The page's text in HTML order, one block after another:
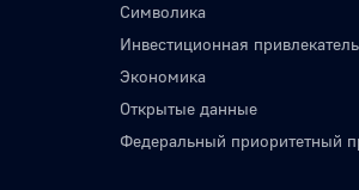
Символика
Инвестиционная
Экономика
Открытые данные
Федеральный приоритетный